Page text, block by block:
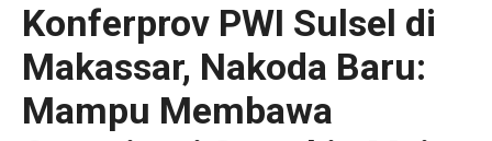
Konferprov PWI Sulsel di
Makassar, Nakoda Baru:
Mampu Membawa